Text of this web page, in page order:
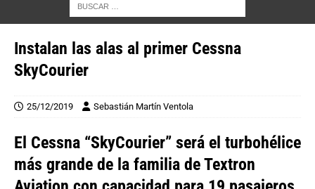
Instalan las alas al primer Cessna
SkyCourier
25/12/2019 Sebastián Martín Ventola
El Cessna “SkyCourier” será el turbohélice
más grande de la familia de Textron